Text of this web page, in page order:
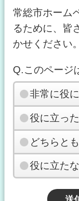
常総市ホーム
るために、皆
かせください。
Q.このページ
非常に役
役に立った
どちらと
役に立た